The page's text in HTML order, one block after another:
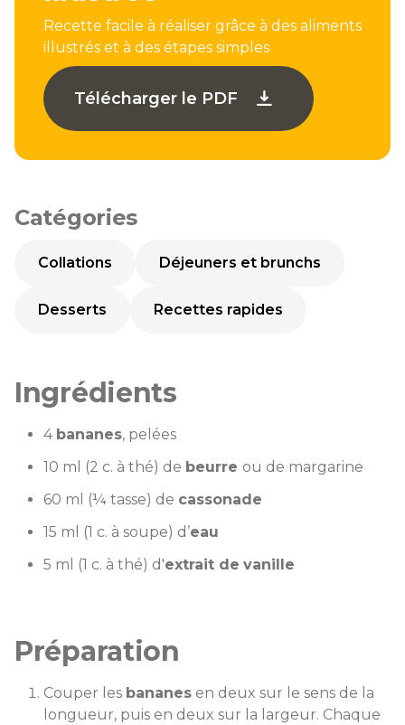
Recette facile à réaliser grâce à des aliments
illustrés et à des étapes simples
Télécharger le PDF
Catégories
Collations Déjeuners et brunchs
Desserts Recettes rapides
Ingrédients
4 bananes, pelées
10 ml (2 c. à thé) de beurre ou de margarine
60 ml (¼ tasse) de cassonade
15 ml (1 c. à soupe) d’eau
5 ml (1 c. à thé) d'extrait de vanille
Préparation
Couper les bananes en deux sur le sens de la
longueur, puis en deux sur la largeur. Chaque